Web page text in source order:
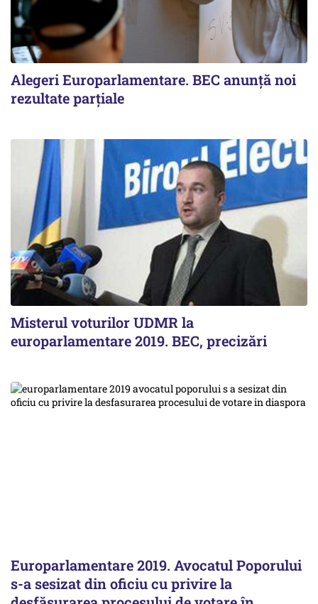
Alegeri Europarlamentare. BEC anunţă noi
rezultate parţiale
Misterul voturilor UDMR la
europarlamentare 2019. BEC, precizări
Europarlamentare 2019. Avocatul Poporului
s-a sesizat din oficiu cu privire la